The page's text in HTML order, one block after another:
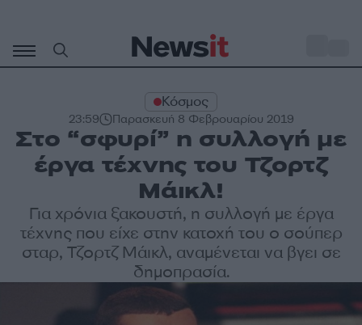
περιεχόμενο
Κόσμος
23:59 Παρασκευή 8 Φεβρουαρίου 2019
Στο “σφυρί” η συλλογή με
έργα τέχνης του Τζορτζ
Μάικλ!
Για χρόνια ξακουστή, η συλλογή με έργα
τέχνης που είχε στην κατοχή του ο σούπερ
σταρ, Τζορτζ Μάικλ, αναμένεται να βγει σε
δημοπρασία.